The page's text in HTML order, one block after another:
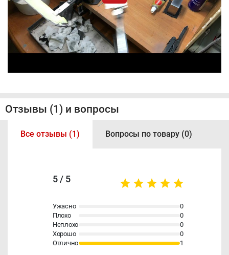
Отзывы (1) и вопросы
Все отзывы (1) Вопросы по товару (0)
5 / 5
Ужасно
0
Плохо
0
Неплохо
0
Хорошо
0
Отлично
1